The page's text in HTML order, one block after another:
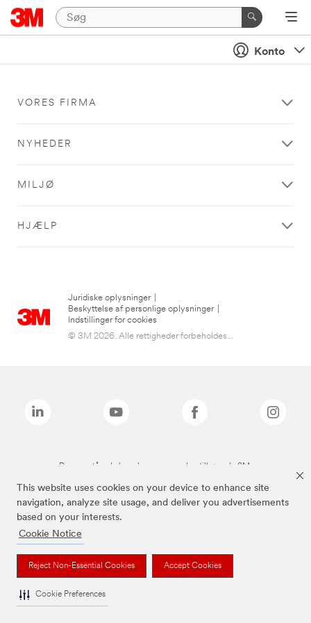
This website uses cookies on your device to enhance site
navigation, analyze site usage, and deliver you advertisements
based on your interests.
Cookie Notice
Reject Non-Essential Cookies Accept Cookies
Cookie Preferences
Konto
VORES FIRMA
NYHEDER
MILJØ
HJÆLP
Juridiske oplysninger
Beskyttelse af personlige oplysninger
Indstillinger for cookies
© 3M 2026. Alle rettigheder forbeholdes...
De ovenstående brands er varemærker tilhørende 3M.